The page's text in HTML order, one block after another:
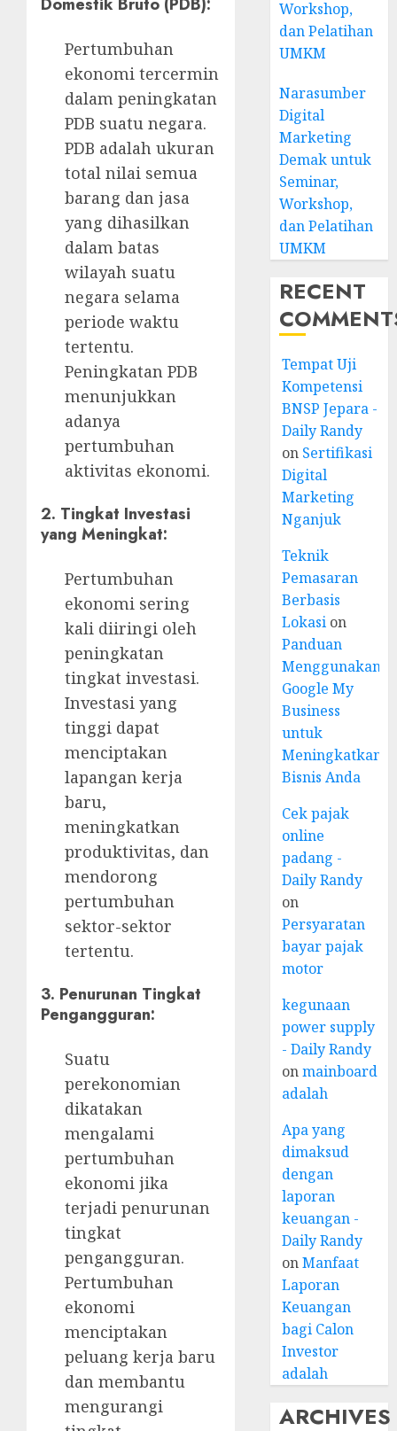
Domestik Bruto (PDB):
Pertumbuhan
ekonomi tercermin
dalam peningkatan
PDB suatu negara.
PDB adalah ukuran
total nilai semua
barang dan jasa
yang dihasilkan
dalam batas
wilayah suatu
negara selama
periode waktu
tertentu.
Peningkatan PDB
menunjukkan
adanya
pertumbuhan
aktivitas ekonomi.
2. Tingkat Investasi
yang Meningkat:
Pertumbuhan
ekonomi sering
kali diiringi oleh
peningkatan
tingkat investasi.
Investasi yang
tinggi dapat
menciptakan
lapangan kerja
baru,
meningkatkan
produktivitas, dan
mendorong
pertumbuhan
sektor-sektor
tertentu.
3. Penurunan Tingkat
Pengangguran:
Suatu
perekonomian
dikatakan
mengalami
pertumbuhan
ekonomi jika
terjadi penurunan
tingkat
pengangguran.
Pertumbuhan
ekonomi
menciptakan
peluang kerja baru
dan membantu
mengurangi
Workshop,
dan Pelatihan
UMKM
Narasumber
Digital
Marketing
Demak untuk
Seminar,
Workshop,
dan Pelatihan
UMKM
RECENT
Tempat Uji
Kompetensi
BNSP Jepara -
Daily Randy
on Sertifikasi
Digital
Marketing
Nganjuk
Teknik
Pemasaran
Berbasis
Lokasi on
Panduan
Menggunakan
Google My
Business
untuk
Meningkatkan
Bisnis Anda
Cek pajak
online
padang -
Daily Randy
on
Persyaratan
bayar pajak
motor
kegunaan
power supply
- Daily Randy
onmainboard
adalah
Apa yang
dimaksud
dengan
laporan
keuangan -
Daily Randy
onManfaat
Laporan
Keuangan
bagi Calon
Investor
adalah
ARCHIVES